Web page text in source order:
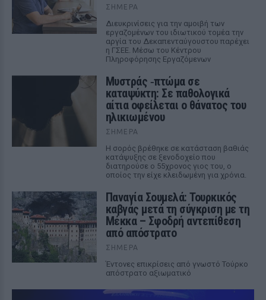
ΣΉΜΕΡΑ
Διευκρινίσεις για την αμοιβή των
εργαζομένων του ιδιωτικού τομέα την
αργία του Δεκαπενταύγουστου παρέχει
η ΓΣΕΕ. Μέσω του Κέντρου
Πληροφόρησης Εργαζόμενων
Μυστράς ‑πτώμα σε
καταψύκτη: Σε παθολογικά
αίτια οφείλεται ο θάνατος του
ηλικιωμένου
ΣΉΜΕΡΑ
Η σορός βρέθηκε σε κατάσταση βαθιάς
κατάψυξης σε ξενοδοχείο που
διατηρούσε ο 55χρονος γιος του, ο
οποίος την είχε κλειδωμένη για χρόνια.
Παναγία Σουμελά: Τουρκικός
καβγάς μετά τη σύγκριση με τη
Μέκκα – Σφοδρή αντεπίθεση
από απόστρατο
ΣΉΜΕΡΑ
Έντονες επικρίσεις από γνωστό Τούρκο
απόστρατο αξιωματικό